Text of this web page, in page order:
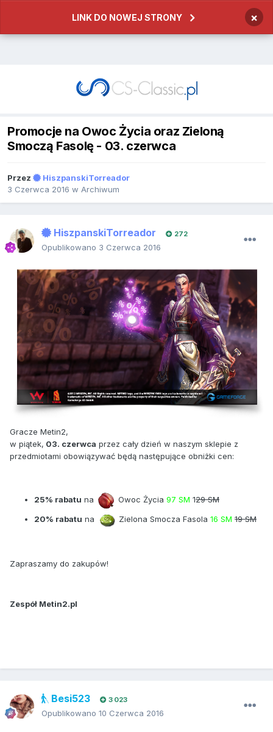
LINK DO NOWEJ STRONY ×
Promocje na Owoc Życia oraz Zieloną
Smoczą Fasolę - 03. czerwca
Przez
HiszpanskiTorreador
3 Czerwca 2016 w Archiwum
HiszpanskiTorreador 272
Opublikowano 3 Czerwca 2016
Gracze Metin2,
w piątek, 03. czerwca przez cały dzień w naszym sklepie z
przedmiotami obowiązywać będą następujące obniżki cen:
25% rabatu na Owoc Życia 97 SM 129 SM
20% rabatu na Zielona Smocza Fasola 16 SM 19 SM
Zapraszamy do zakupów!
Zespół Metin2.pl
Besi523 3 023
Opublikowano 10 Czerwca 2016